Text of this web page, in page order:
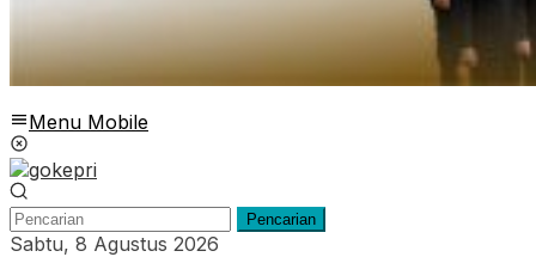
Menu Mobile
Pencarian
Sabtu, 8 Agustus 2026